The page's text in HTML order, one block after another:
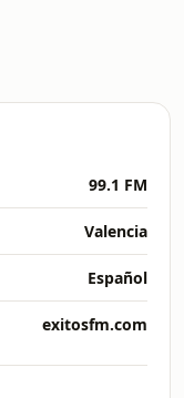
99.1 FM
Valencia
Español
exitosfm.com